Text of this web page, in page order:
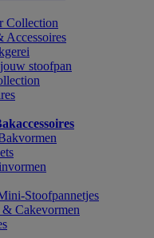
Collection
Accessoires
stoofpan
Stoofpannetjes
Cakevormen